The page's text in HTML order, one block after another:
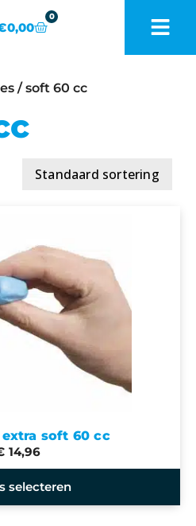
0,00
0
/ soft 60 cc
soft 60 cc
14,96
selecteren